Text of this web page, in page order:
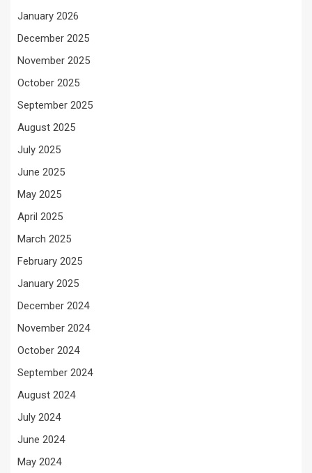
January 2026
December 2025
November 2025
October 2025
September 2025
August 2025
July 2025
June 2025
May 2025
April 2025
March 2025
February 2025
January 2025
December 2024
November 2024
October 2024
September 2024
August 2024
July 2024
June 2024
May 2024